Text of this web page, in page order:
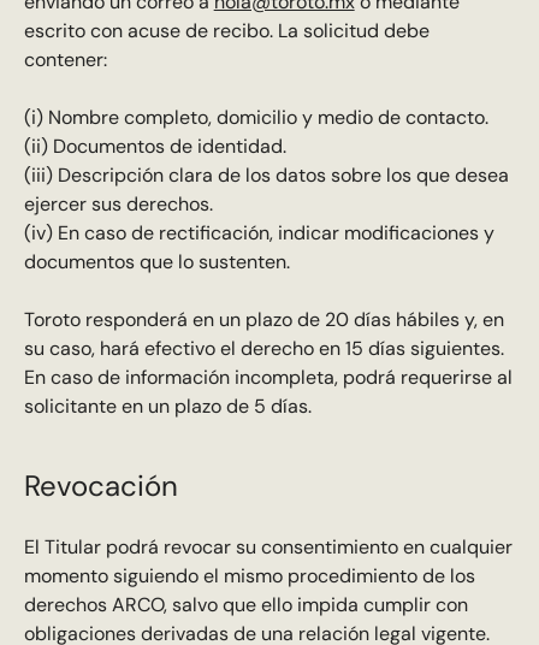
escrito con acuse de recibo. La solicitud debe
contener:
(i) Nombre completo, domicilio y medio de contacto.
(ii) Documentos de identidad.
(iii) Descripción clara de los datos sobre los que desea
ejercer sus derechos.
(iv) En caso de rectificación, indicar modificaciones y
documentos que lo sustenten.
Toroto responderá en un plazo de 20 días hábiles y, en
su caso, hará efectivo el derecho en 15 días siguientes.
En caso de información incompleta, podrá requerirse al
solicitante en un plazo de 5 días.
Revocación
El Titular podrá revocar su consentimiento en cualquier
momento siguiendo el mismo procedimiento de los
derechos ARCO, salvo que ello impida cumplir con
obligaciones derivadas de una relación legal vigente.